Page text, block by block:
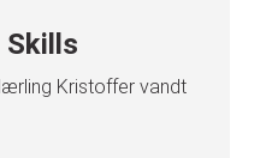
Skills
Kristoffer vandt